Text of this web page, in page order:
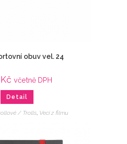
obuv vel. 24
Kč včetně DPH
Detail
/ Trolls, Veci z filmu